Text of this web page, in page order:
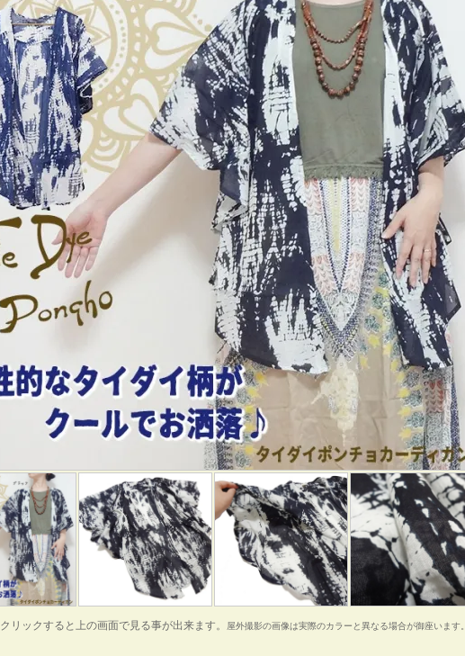
リックすると上の画面で見る事が出来ます。 屋外撮影の画像は実際のカラーと異なる場合が御座います。